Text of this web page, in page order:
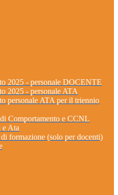
2025 - personale DOCENTE
2025 - personale ATA
personale ATA per il triennio
Comportamento e CCNL
Ata
formazione (solo per docenti)